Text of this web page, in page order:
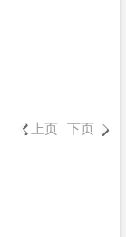
上页 下页